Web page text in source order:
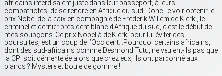
africains interdisaient juste dans leur passeport, à leurs
compatriotes, de se rendre en Afrique du sud. Donc, le voir obtenir le
prix Nobel de la paix en compagnie de Frederik Willem de Klerk , le
criminel et dernier président blanc d’Afrique du sud, c’est le début de
mes soupçons. Ce prix Nobel à de Klerk, pour lui éviter des
poursuites, est un coup de l’Occident…Pourquoi certains africains,
dont des sud-africains comme Desmond Tutu, ne veulent-ils pas que
la CPI soit démentelée alors que chez eux, ils ont pardonné aux
blancs ? Mystère et boule de gomme !